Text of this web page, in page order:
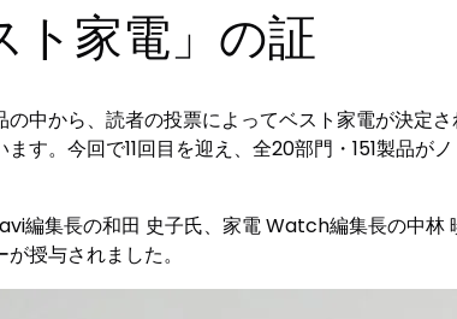
ト家電」の証
中から、読者の投票によってベスト家電が決定
す。今回で11回目を迎え、全20部門・151製品が
編集長の和田 史子氏、家電 Watch編集長の中
授与されました。